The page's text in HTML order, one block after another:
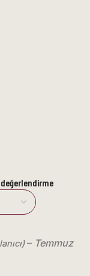
değerlendirme
– Temmuz